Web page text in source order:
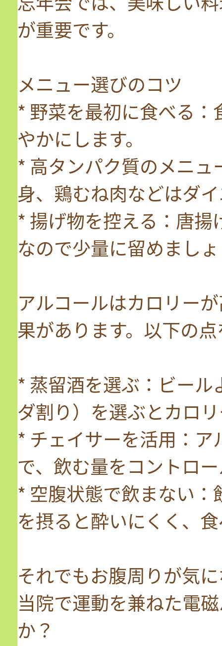
が重要です。
メニュー選びのコツ
* 野菜を最初に食べる
やかにします。
* 高タンパク質のメニ
身、鶏むね肉などはダ
* 揚げ物を控える：唐
なので少量に留めまし
アルコールはカロリー
果があります。以下の
* 蒸留酒を選ぶ：ビー
ダ割り）を選ぶとカロ
* チェイサーを活用：
で、飲む量をコントロ
* 空腹状態で飲まない
を摂ると酔いにくく、
それでもお腹周りが気
当院で運動を兼ねた電
か？